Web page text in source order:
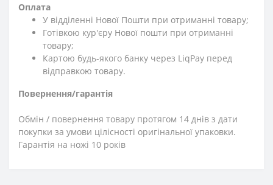
Оплата
У відділенні Нової Пошти при отриманні товару;
Готівкою кур'єру Нової пошти при отриманні
товару;
Картою будь-якого банку через LiqPay перед
відправкою товару.
Повернення/гарантія
Обмін / повернення товару протягом 14 днів з дати
покупки за умови цілісності оригінальної упаковки.
Гарантія на ножі 10 років